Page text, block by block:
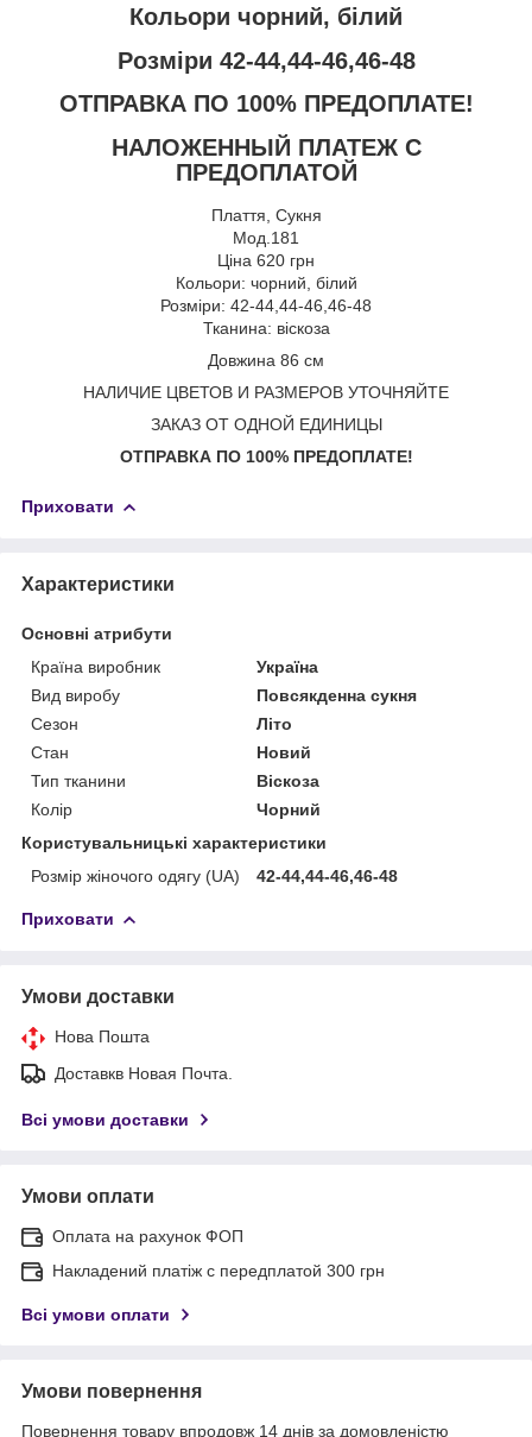
Кольори чорний, білий
Розміри 42-44,44-46,46-48
ОТПРАВКА ПО 100% ПРЕДОПЛАТЕ!
НАЛОЖЕННЫЙ ПЛАТЕЖ С
ПРЕДОПЛАТОЙ
Плаття, Сукня
Мод.181
Ціна 620 грн
Кольори: чорний, білий
Розміри: 42-44,44-46,46-48
Тканина: віскоза
Довжина 86 см
НАЛИЧИЕ ЦВЕТОВ И РАЗМЕРОВ УТОЧНЯЙТЕ
ЗАКАЗ ОТ ОДНОЙ ЕДИНИЦЫ
ОТПРАВКА ПО 100% ПРЕДОПЛАТЕ!
Приховати
Характеристики
Основні атрибути
Країна виробник
Україна
Вид виробу
Повсякденна сукня
Сезон
Літо
Стан
Новий
Тип тканини
Віскоза
Колір
Чорний
Користувальницькі характеристики
Розмір жіночого одягу (UA)
42-44,44-46,46-48
Приховати
Умови доставки
Нова Пошта
Доставкв Новая Почта.
Всі умови доставки
Умови оплати
Оплата на рахунок ФОП
Накладений платіж с передплатой 300 грн
Всі умови оплати
Умови повернення
Повернення товару впродовж 14 днів за домовленістю